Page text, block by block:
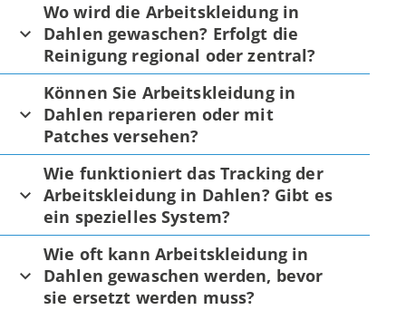
Wo wird die Arbeitskleidung in
Dahlen gewaschen? Erfolgt die
Reinigung regional oder zentral?
Können Sie Arbeitskleidung in
Dahlen reparieren oder mit
Patches versehen?
Wie funktioniert das Tracking der
Arbeitskleidung in Dahlen? Gibt es
ein spezielles System?
Wie oft kann Arbeitskleidung in
Dahlen gewaschen werden, bevor
sie ersetzt werden muss?